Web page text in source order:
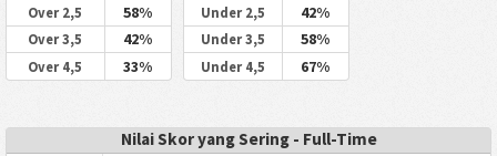
Over 2,5 58%
Over 3,5 42%
Over 4,5 33%
Under 2,5 42%
Under 3,5 58%
Under 4,5 67%
Nilai Skor yang Sering - Full-Time